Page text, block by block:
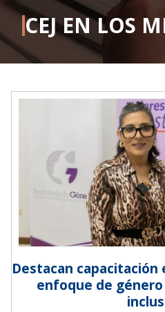
CEJ EN LOS
Destacan capacitación
enfoque de